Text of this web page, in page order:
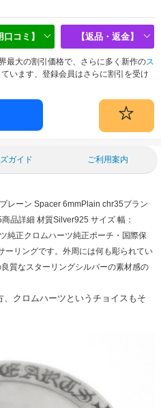
口コミ】 【返品・返金】
最大の割引価格で、さらに多く新作のス
います、登録会員はさらに割引を受け
ガイド ご利用案内
レーン Spacer 6mmPlain chr35ブラン
商品詳細 材質Silver925 サイズ 幅：
純正クロムハーツ純正ポーチ・国際保
リングです。 外周には何も彫られてい
質なスターリングシルバーの素材感の
クロムハーツというチョイスもそ